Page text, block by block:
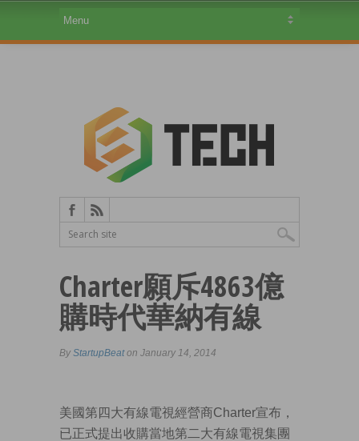
Charter願斥4863億
購時代華納有線
By StartupBeaton January 14, 2014
美國第四大有線電視經營商Charter宣布，
已正式提出收購當地第二大有線電視集團